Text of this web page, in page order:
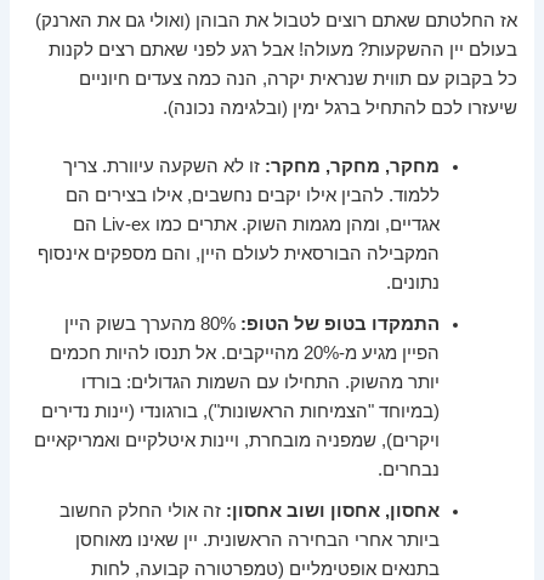
אז החלטתם שאתם רוצים לטבול את הבוהן (ואולי גם את הארנק)
בעולם יין ההשקעות? מעולה! אבל רגע לפני שאתם רצים לקנות
כל בקבוק עם תווית שנראית יקרה, הנה כמה צעדים חיוניים
שיעזרו לכם להתחיל ברגל ימין (ובלגימה נכונה).
מחקר, מחקר, מחקר: זו לא השקעה עיוורת. צריך
ללמוד. להבין אילו יקבים נחשבים, אילו בצירים הם
אגדיים, ומהן מגמות השוק. אתרים כמו Liv-ex הם
המקבילה הבורסאית לעולם היין, והם מספקים אינסוף
נתונים.
התמקדו בטופ של הטופ:
80% מהערך בשוק היין
הפיין מגיע מ-20% מהייקבים. אל תנסו להיות חכמים
יותר מהשוק. התחילו עם השמות הגדולים: בורדו
(במיוחד "הצמיחות הראשונות"), בורגונדי (יינות נדירים
ויקרים), שמפניה מובחרת, ויינות איטלקיים ואמריקאיים
נבחרים.
אחסון, אחסון ושוב אחסון: זה אולי החלק החשוב
ביותר אחרי הבחירה הראשונית. יין שאינו מאוחסן
בתנאים אופטימליים (טמפרטורה קבועה, לחות